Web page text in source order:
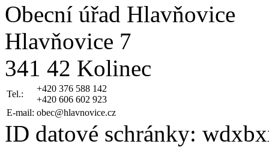
Obecní úřad Hlavňovice
Hlavňovice 7
341 42 Kolinec
Tel.:
+420 376 588 142
+420 606 602 923
E-mail: obec@hlavnovice.cz
ID datové schránky: